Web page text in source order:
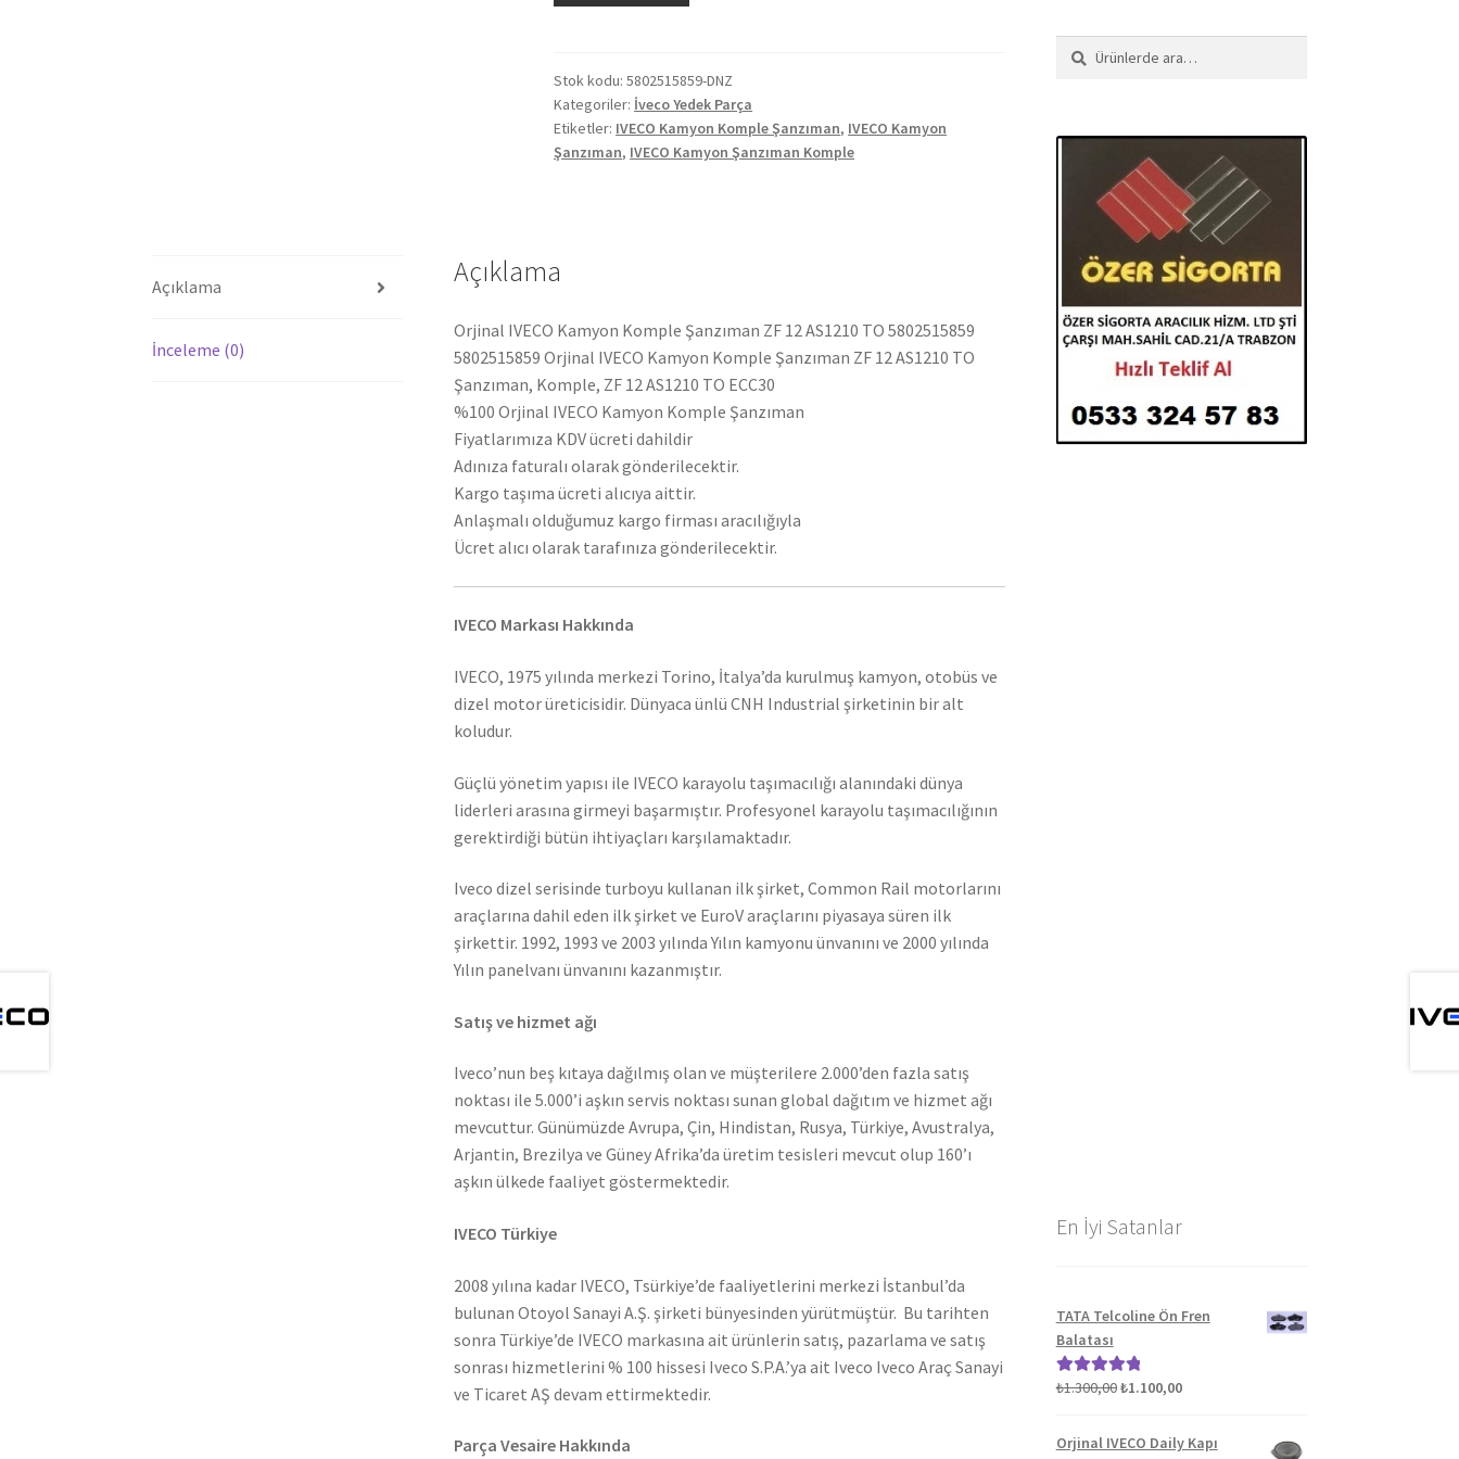
Şanzıman
ZF
12
AS1210
Stok kodu:5802515859-DNZ
Kategoriler: İveco Yedek Parça
Etiketler: IVECO Kamyon Komple Şanzıman, IVECO Kamyon
Şanzıman, IVECO Kamyon Şanzıman Komple
Açıklama
İnceleme (0)
Açıklama
Orjinal IVECO Kamyon Komple Şanzıman ZF 12 AS1210 TO 5802515859
5802515859 Orjinal IVECO Kamyon Komple Şanzıman ZF 12 AS1210 TO
Şanzıman, Komple, ZF 12 AS1210 TO ECC30
%100 Orjinal IVECO Kamyon Komple Şanzıman
Fiyatlarımıza KDV ücreti dahildir
Adınıza faturalı olarak gönderilecektir.
Kargo taşıma ücreti alıcıya aittir.
Anlaşmalı olduğumuz kargo firması aracılığıyla
Ücret alıcı olarak tarafınıza gönderilecektir.
IVECO Markası Hakkında
IVECO, 1975 yılında merkezi Torino, İtalya’da kurulmuş kamyon, otobüs ve
dizel motor üreticisidir. Dünyaca ünlü CNH Industrial şirketinin bir alt
koludur.
Güçlü yönetim yapısı ile IVECO karayolu taşımacılığı alanındaki dünya
liderleri arasına girmeyi başarmıştır. Profesyonel karayolu taşımacılığının
gerektirdiği bütün ihtiyaçları karşılamaktadır.
Iveco dizel serisinde turboyu kullanan ilk şirket, Common Rail motorlarını
araçlarına dahil eden ilk şirket ve EuroV araçlarını piyasaya süren ilk
şirkettir. 1992, 1993 ve 2003 yılında Yılın kamyonu ünvanını ve 2000 yılında
Yılın panelvanı ünvanını kazanmıştır.
Satış ve hizmet ağı
Iveco’nun beş kıtaya dağılmış olan ve müşterilere 2.000’den fazla satış
noktası ile 5.000’i aşkın servis noktası sunan global dağıtım ve hizmet ağı
mevcuttur. Günümüzde Avrupa, Çin, Hindistan, Rusya, Türkiye, Avustralya,
Arjantin, Brezilya ve Güney Afrika’da üretim tesisleri mevcut olup 160’ı
aşkın ülkede faaliyet göstermektedir.
IVECO Türkiye
2008 yılına kadar IVECO, Tsürkiye’de faaliyetlerini merkezi İstanbul’da
bulunan Otoyol Sanayi A.Ş. şirketi bünyesinden yürütmüştür. Bu tarihten
sonra Türkiye’de IVECO markasına ait ürünlerin satış, pazarlama ve satış
sonrası hizmetlerini % 100 hissesi Iveco S.P.A.’ya ait Iveco Iveco Araç Sanayi
ve Ticaret AŞ devam ettirmektedir.
Parça Vesaire Hakkında
Ara:
Ara
En İyi Satanlar
TATA Telcoline Ön Fren
Balatası
5 üzerinden
₺1.300,00Orijinal
₺1.300,00.
₺1.100,00Şu
fiyat:
Orjinal IVECO Daily Kapı